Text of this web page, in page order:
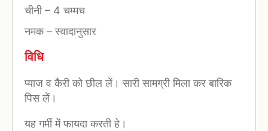
चीनी– 4 चम्मच
नमक–स्वादानुसार
विधि
प्याज व कैरी को छील लें। सारी सामग्री मिला कर बारिक
पिस लें।
यह गर्मी में फायदा करती हे।